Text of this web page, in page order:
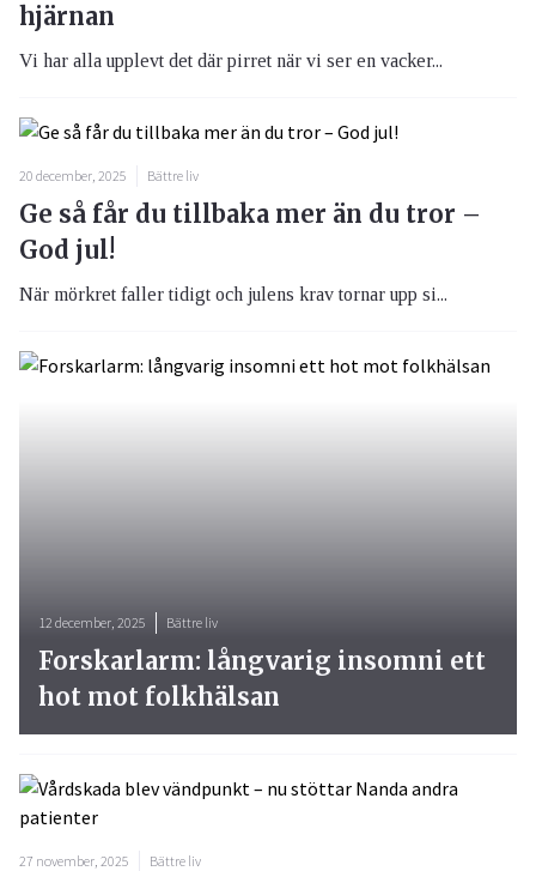
hjärnan
Vi har alla upplevt det där pirret när vi ser en vacker...
20 december, 2025 Bättre liv
Ge så får du tillbaka mer än du tror –
God jul!
När mörkret faller tidigt och julens krav tornar upp si...
12 december, 2025 Bättre liv
Forskarlarm: långvarig insomni ett
hot mot folkhälsan
27 november, 2025 Bättre liv